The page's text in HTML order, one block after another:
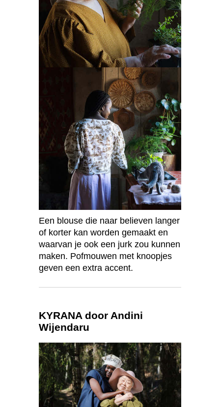
Een blouse die naar believen langer
of korter kan worden gemaakt en
waarvan je ook een jurk zou kunnen
maken. Pofmouwen met knoopjes
geven een extra accent.
KYRANA door Andini
Wijendaru